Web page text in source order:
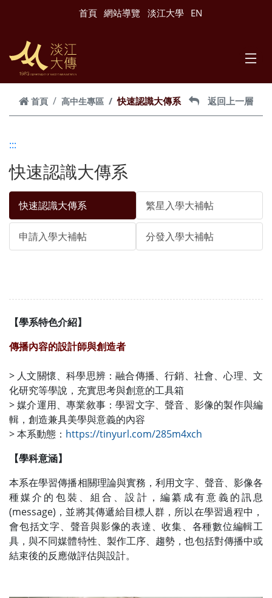
首頁 網站導覽 淡江大學 EN
首頁 高中生專區 快速認識大傳系 返回上一層
:::
快速認識大傳系
快速認識大傳系 繁星入學大補帖
申請入學大補帖 分發入學大補帖
【學系特色介紹】
傳播內容的設計師與創造者
> 人文關懷、科學思辨：融合傳播、行銷、社會、心理、文
化研究等學說，充實思考與創意的工具箱
> 媒介運用、專業敘事：學習文字、聲音、影像的製作與編
輯，創造兼具美學與意義的內容
> 本系動態： https://tinyurl.com/285m4xch
【學科意涵】
本系在學習傳播相關理論與實務，利用文字、聲音、影像各
種媒介的包裝、組合、設計，編纂成有意義的訊息
(message)，並將其傳遞給目標人群，所以在學習過程中，
會包括文字、聲音與影像的表達、收集、各種數位編輯工
具，與不同媒體特性、製作工序、趨勢，也包括對傳播中或
結束後的反應做評估與設計。